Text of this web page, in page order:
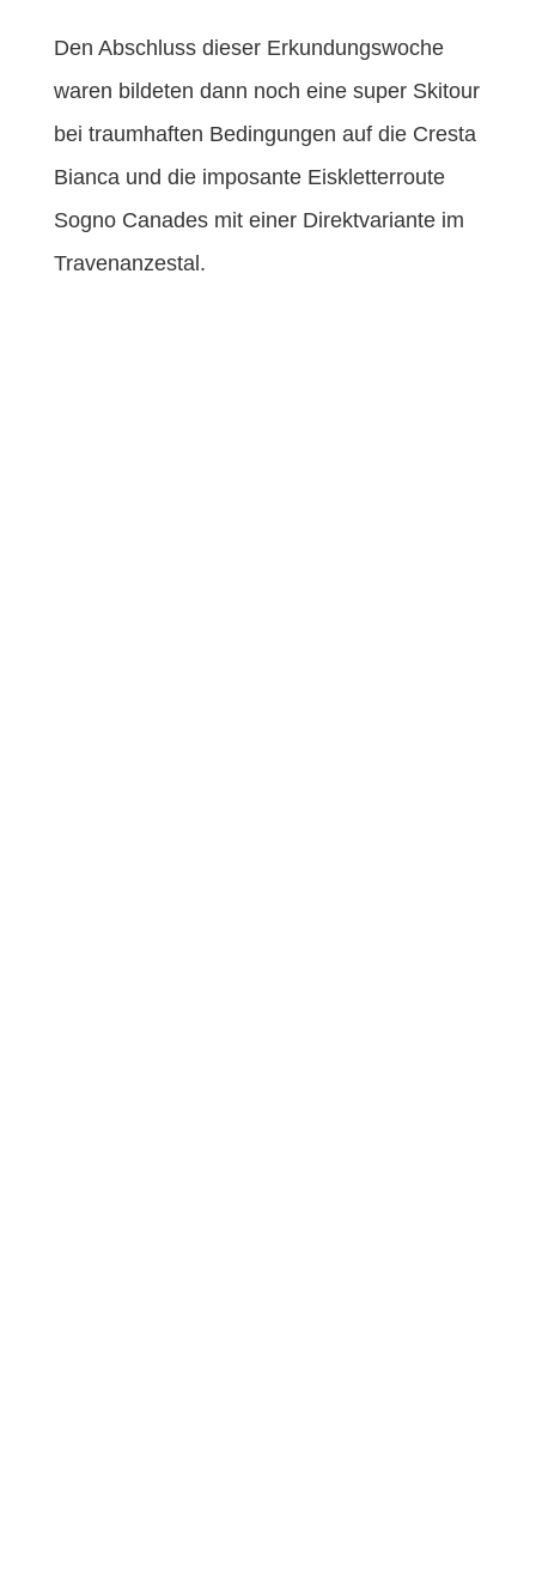
Den Abschluss dieser Erkundungswoche
waren bildeten dann noch eine super Skitour
bei traumhaften Bedingungen auf die Cresta
Bianca und die imposante Eiskletterroute
Sogno Canades mit einer Direktvariante im
Travenanzestal.